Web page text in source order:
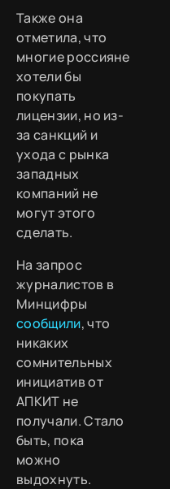
Также она
отметила, что
многие россияне
хотели бы
покупать
лицензии, но из-
за санкций и
ухода с рынка
западных
компаний не
могут этого
сделать.
На запрос
журналистов в
Минцифры
сообщили, что
никаких
сомнительных
инициатив от
АПКИТ не
получали. Стало
быть, пока
можно
выдохнуть.